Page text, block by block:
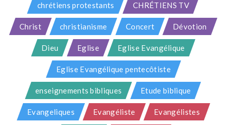
chrétiens protestants CHRÉTIENS TV
Christ christianisme Concert Dévotion
Dieu Eglise Eglise Evangélique
Eglise Evangélique pentecôtiste
enseignements bibliques Etude biblique
Evangeliques Evangéliste Evangélistes